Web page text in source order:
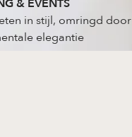
& EVENTS
in stijl, omringd door
elegantie